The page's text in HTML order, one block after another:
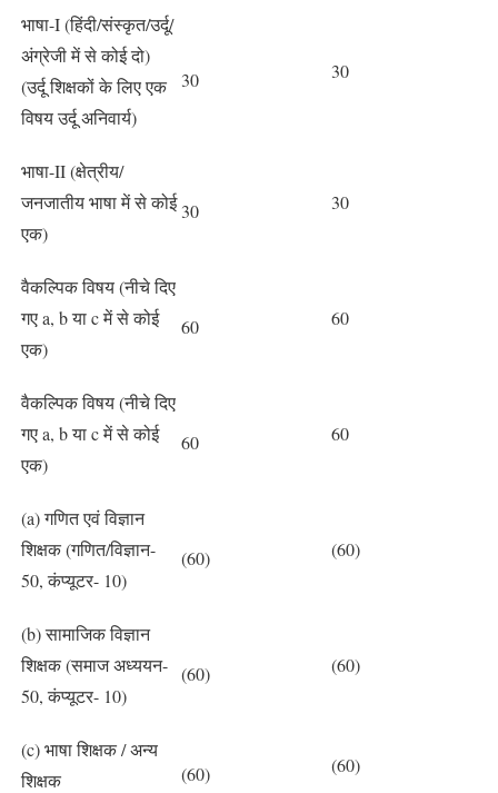
भाषा-I (हिंदी/संस्कृत/उर्दू/
अंग्रेजी में से कोई दो)
(उर्दू शिक्षकों के लिए एक
विषय उर्दू अनिवार्य)
30 30
भाषा-II (क्षेत्रीय/
जनजातीय भाषा में से कोई
एक)
30 30
वैकल्पिक विषय (नीचे दिए
गए a, b या c में से कोई
एक)
60 60
वैकल्पिक विषय (नीचे दिए
गए a, b या c में से कोई
एक)
60 60
(a) गणित एवं विज्ञान
शिक्षक (गणित/विज्ञान-
50, कंप्यूटर- 10)
(60) (60)
(b) सामाजिक विज्ञान
शिक्षक (समाज अध्ययन-
50, कंप्यूटर- 10)
(60) (60)
(c) भाषा शिक्षक / अन्य
शिक्षक
(60) (60)